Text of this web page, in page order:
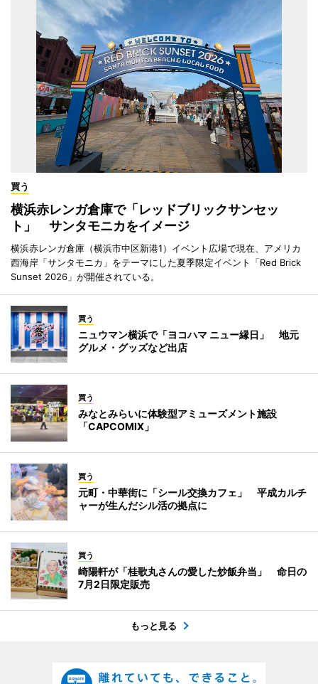
買う
横浜赤レンガ倉庫で「レッドブリックサンセッ
ト」 サンタモニカをイメージ
横浜赤レンガ倉庫（横浜市中区新港1）イベント広場で現在、アメリカ
西海岸「サンタモニカ」をテーマにした夏季限定イベント「Red Brick
Sunset 2026」が開催されている。
買う
ニュウマン横浜で「ヨコハマ ニュー縁日」 地元
グルメ・グッズなど出店
買う
みなとみらいに体験型アミューズメント施設
「CAPCOMIX」
買う
元町・中華街に「シール交換カフェ」 平成カルチ
ャーが生んだシル活の拠点に
買う
崎陽軒が「桂歌丸さんの愛した炒飯弁当」 命日の
7月2日限定販売
もっと見る